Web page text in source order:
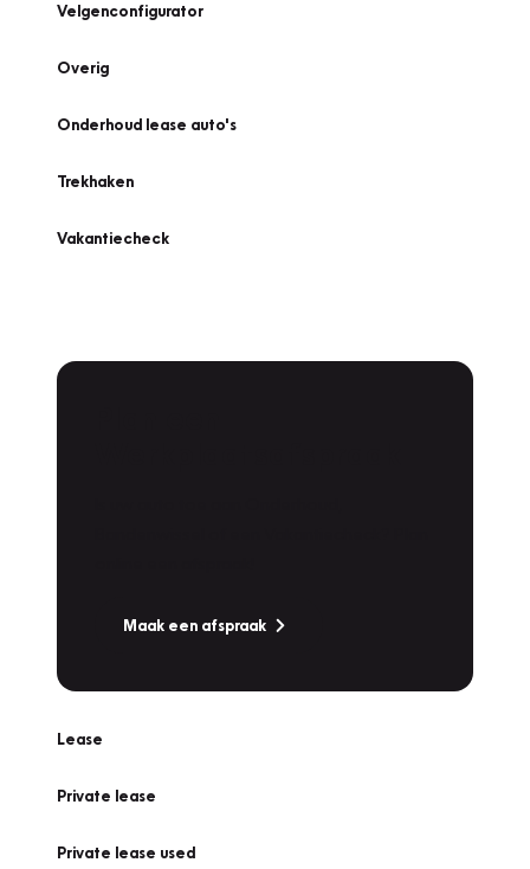
Velgenconfigurator
Overig
Onderhoud lease auto's
Trekhaken
Vakantiecheck
Maak een afspraak
Lease
Private lease
Private lease used